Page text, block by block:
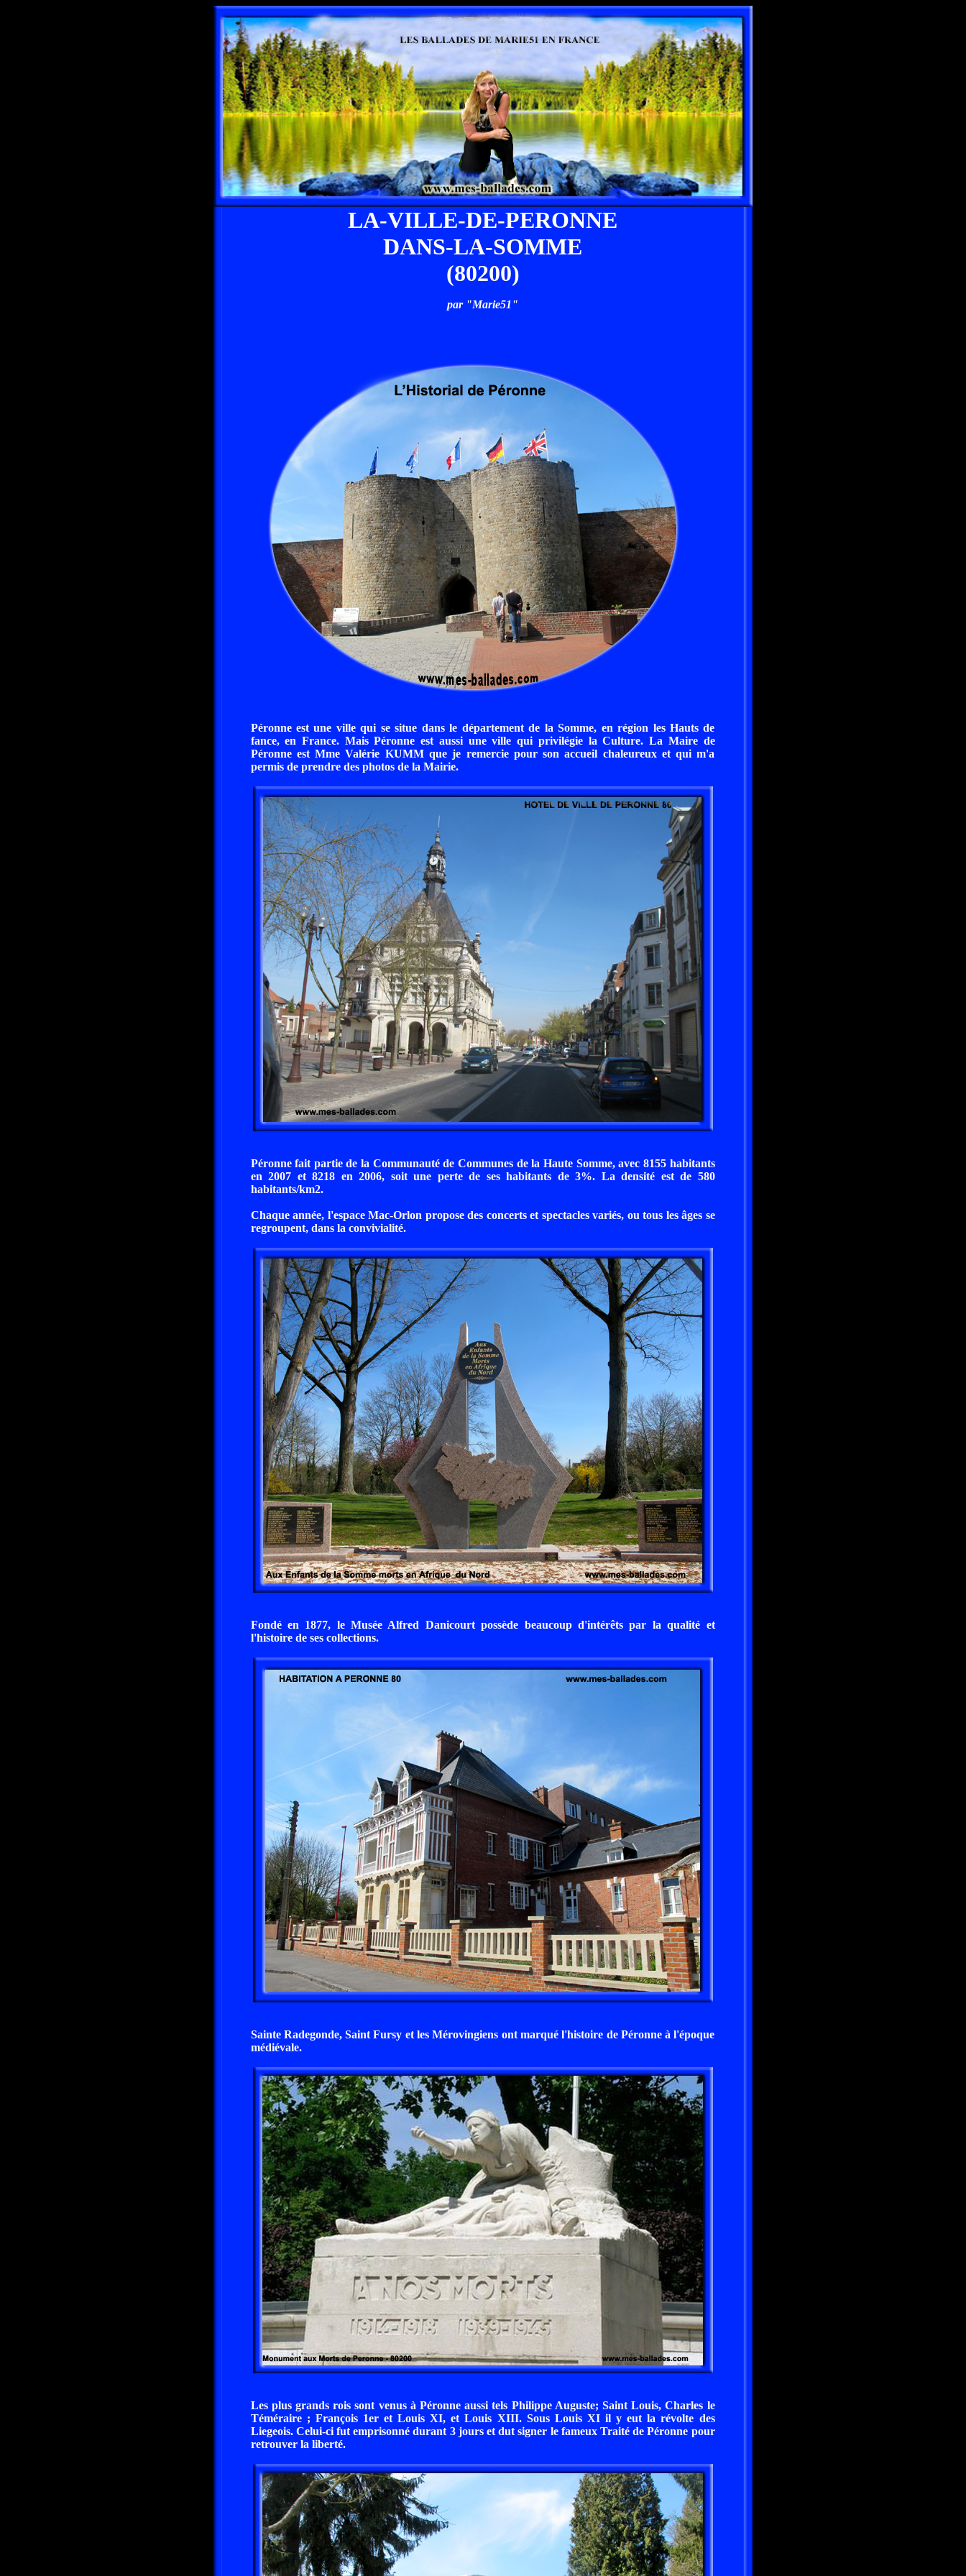
LA-VILLE-DE-PERONNE
DANS-LA-SOMME
(80200)
par "Marie51"
Péronne est une ville qui se situe dans le département de la Somme, en région les Hauts de
fance, en France. Mais Péronne est aussi une ville qui privilégie la Culture. La Maire de
Péronne est Mme Valérie KUMM que je remercie pour son accueil chaleureux et qui m'a
permis de prendre des photos de la Mairie.
Péronne fait partie de la Communauté de Communes de la Haute Somme, avec 8155 habitants
en 2007 et 8218 en 2006, soit une perte de ses habitants de 3%. La densité est de 580
habitants/km2.
Chaque année, l'espace Mac-Orlon propose des concerts et spectacles variés, ou tous les âges se
regroupent, dans la convivialité.
Fondé en 1877, le Musée Alfred Danicourt possède beaucoup d'intérêts par la qualité et
l'histoire de ses collections.
Sainte Radegonde, Saint Fursy et les Mérovingiens ont marqué l'histoire de Péronne à l'époque
médiévale.
Les plus grands rois sont venus à Péronne aussi tels Philippe Auguste; Saint Louis, Charles le
Téméraire ; François 1er et Louis XI, et Louis XIII. Sous Louis XI il y eut la révolte des
Liegeois. Celui-ci fut emprisonné durant 3 jours et dut signer le fameux Traité de Péronne pour
retrouver la liberté.